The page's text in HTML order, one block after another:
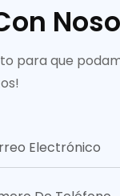
para que
Electrónico